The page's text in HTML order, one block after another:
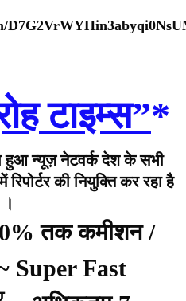
टाइम्स”*
हुआ न्यूज़ नेटवर्क देश के सभी
की नियुक्ति कर रहा है
।
तक कमीशन /
Super Fast